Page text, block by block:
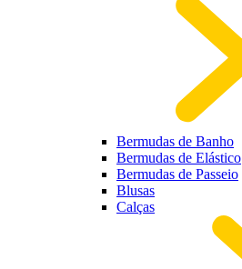
Bermudas de Banho
Bermudas de Elástico
Bermudas de Passeio
Blusas
Calças